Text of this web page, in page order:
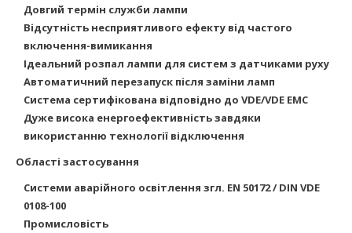
Довгий термін служби лампи
Відсутність несприятливого ефекту від частого
включення-вимикання
Ідеальний розпал лампи для систем з датчиками руху
Автоматичний перезапуск після заміни ламп
Система сертифікована відповідно до VDE/VDE EMC
Дуже висока енергоефективність завдяки
використанню технології відключення
Області застосування
Системи аварійного освітлення згл. EN 50172 / DIN VDE
0108-100
Промисловість